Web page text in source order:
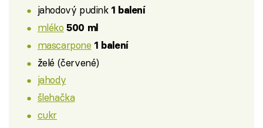
jahodový pudink 1 balení
mléko 500 ml
mascarpone 1 balení
želé (červené)
jahody
šlehačka
cukr